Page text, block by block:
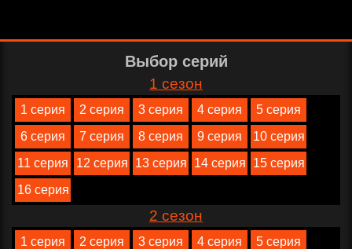
Выбор серий
1 сезон
1 серия 2 серия 3 серия 4 серия
5 серия
6 серия
7 серия 8 серия 9 серия
10 серия
11 серия
12 серия 13 серия 14 серия
15 серия
16 серия
2 сезон
1 серия 2 серия 3 серия 4 серия
5 серия